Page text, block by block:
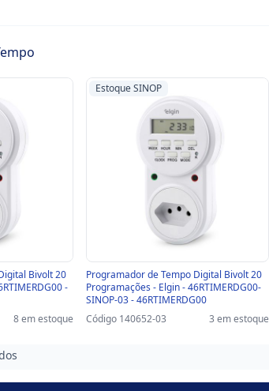
Bivolt 20
-
8 em estoque
Estoque SINOP
Programador de Tempo Digital Bivolt 20
Programações - Elgin - 46RTIMERDG00-
SINOP-03 - 46RTIMERDG00
Código 140652-03
3 em estoque